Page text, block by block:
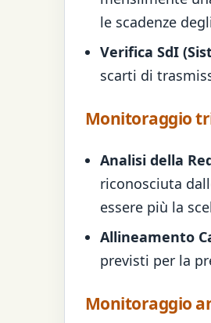
le scadenze
Verifica SdI
scarti di
Monitoraggio
Analisi della
riconosciuta
essere più la
Allineamento
previsti per la
Monitoraggio